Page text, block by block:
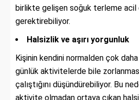
birlikte gelişen soğuk terleme acil
gerektirebiliyor.
Halsizlik ve aşırı yorgunluk
Kişinin kendini normalden çok
günlük aktivitelerde bile
çalıştığını düşündürebiliyor. Bu
aktivite olmadan ortaya çıkan